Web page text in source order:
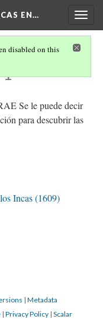
EN…
disabled on this
1
Se le puede decir
para descubrir las
Incas (1609)
| Metadata
| Privacy Policy | Scalar